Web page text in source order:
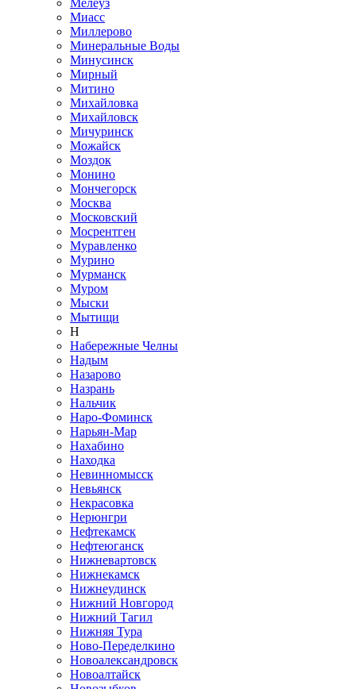
Миасс
Миллерово
Минеральные Воды
Минусинск
Мирный
Митино
Михайловка
Михайловск
Мичуринск
Можайск
Моздок
Монино
Мончегорск
Москва
Московский
Мосрентген
Муравленко
Мурино
Мурманск
Муром
Мыски
Мытищи
Н
Набережные Челны
Надым
Назарово
Назрань
Нальчик
Наро-Фоминск
Нарьян-Мар
Нахабино
Находка
Невинномысск
Невьянск
Некрасовка
Нерюнгри
Нефтекамск
Нефтеюганск
Нижневартовск
Нижнекамск
Нижнеудинск
Нижний Новгород
Нижний Тагил
Нижняя Тура
Ново-Переделкино
Новоалександровск
Новоалтайск